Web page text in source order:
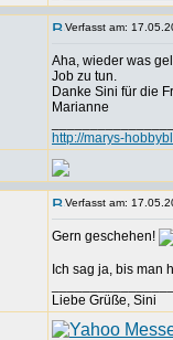
Verfasst am:
Aha, wieder was
Job zu tun.
Danke Sini für die
Marianne
http://marys-
Verfasst am:
Gern geschehen!
Ich sag ja, bis man
Liebe Grüße, Sini